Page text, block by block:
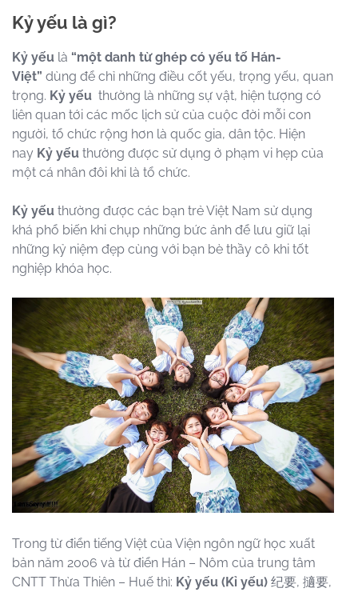
Kỷ yếu là gì?
Kỷ yếu là “một danh từ ghép có yếu tố Hán-
Việt” dùng để chỉ những điều cốt yếu, trọng yếu, quan
trọng. Kỷ yếu thường là những sự vật, hiện tượng có
liên quan tới các mốc lịch sử của cuộc đời mỗi con
người, tổ chức rộng hơn là quốc gia, dân tộc. Hiện
nay Kỷ yếu thường được sử dụng ở phạm vi hẹp của
một cá nhân đôi khi là tổ chức.
Kỷ yếu thường được các bạn trẻ Việt Nam sử dụng
khá phổ biến khi chụp những bức ảnh để lưu giữ lại
những kỷ niệm đẹp cùng với bạn bè thầy cô khi tốt
nghiệp khóa học.
Trong từ điển tiếng Việt của Viện ngôn ngữ học xuất
bản năm 2006 và từ điển Hán – Nôm của trung tâm
CNTT Thừa Thiên – Huế thì: Kỷ yếu (Kỉ yếu) 纪要, 擿要,